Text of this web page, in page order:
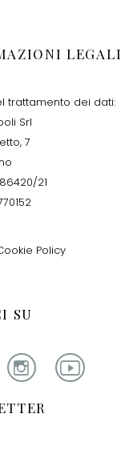
LEGALI
trattamento dei dati:
Srl
7
21
Policy
SU